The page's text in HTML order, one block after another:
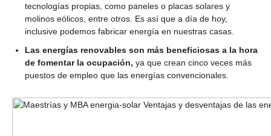
tecnologías propias, como paneles o placas solares y
molinos eólicos, entre otros. Es así que a día de hoy,
inclusive podemos fabricar energía en nuestras casas.
Las energías renovables son más beneficiosas a la hora
de fomentar la ocupación, ya que crean cinco veces más
puestos de empleo que las energías convencionales.